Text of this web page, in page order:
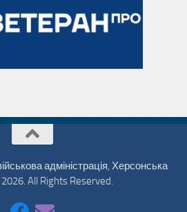
адміністрація, Херсонська
All Rights Reserved.